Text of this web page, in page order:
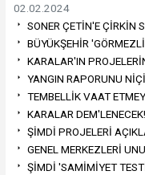
02.02.2024
SONER ÇETİN'E ÇİRKİN
BÜYÜKŞEHİR
KARALAR'IN
YANGIN RAPORUNU
TEMBELLİK VAAT
KARALAR
ŞİMDİ PROJELERİ
GENEL MERKEZLERİ
ŞİMDİ 'SAMİMİYET